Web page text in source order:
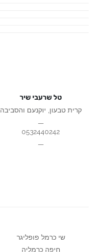
טל שרעבי שיר
קרית טבעון, יוקנעם והסביבה
—
0532440242
—
שי כרמל פופליגר
חיפה כרמליה